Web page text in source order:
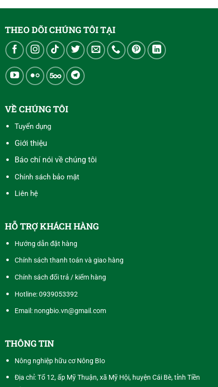
THEO DÕI CHÚNG TÔI TẠI
VỀ CHÚNG TÔI
Tuyển dụng
Giới thiệu
Báo chí nói về chúng tôi
Chính sách bảo mật
Liên hệ
HỖ TRỢ KHÁCH HÀNG
Hướng dẫn đặt hàng
Chính sách thanh toán và giao hàng
Chính sách đổi trả / kiểm hàng
Hotline:0939053392
Email: nongbio.vn@gmail.com
THÔNG TIN
Nông nghiệp hữu cơ Nông BIo
Địa chỉ: Tổ 12, ấp Mỹ Thuận, xã Mỹ Hội, huyện Cái Bè, tỉnh Tiền